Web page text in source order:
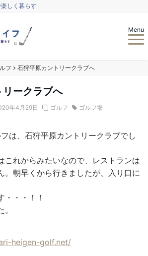
しく暮らす
Menu
フ 石狩平原カントリークラブへ
ークラブへ
年4月29日 ゴルフ
ゴルフ場
は、石狩平原カントリークラブでし
これからみたいなので、レストランは
。朝早くから行きましたが、入り口に
・・・！！
heigen-golf.net/